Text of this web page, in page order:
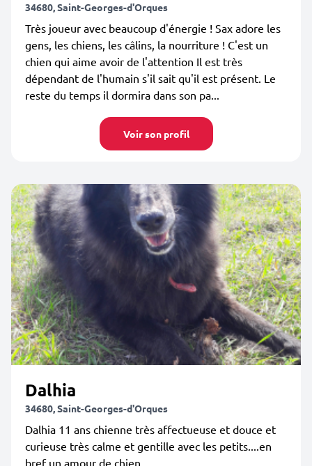
34680, Saint-Georges-d'Orques
Très joueur avec beaucoup d'énergie ! Sax adore les
gens, les chiens, les câlins, la nourriture ! C'est un
chien qui aime avoir de l'attention Il est très
dépendant de l'humain s'il sait qu'il est présent. Le
reste du temps il dormira dans son pa...
Voir son profil
Dalhia
34680, Saint-Georges-d'Orques
Dalhia 11 ans chienne très affectueuse et douce et
curieuse très calme et gentille avec les petits....en
bref un amour de chien